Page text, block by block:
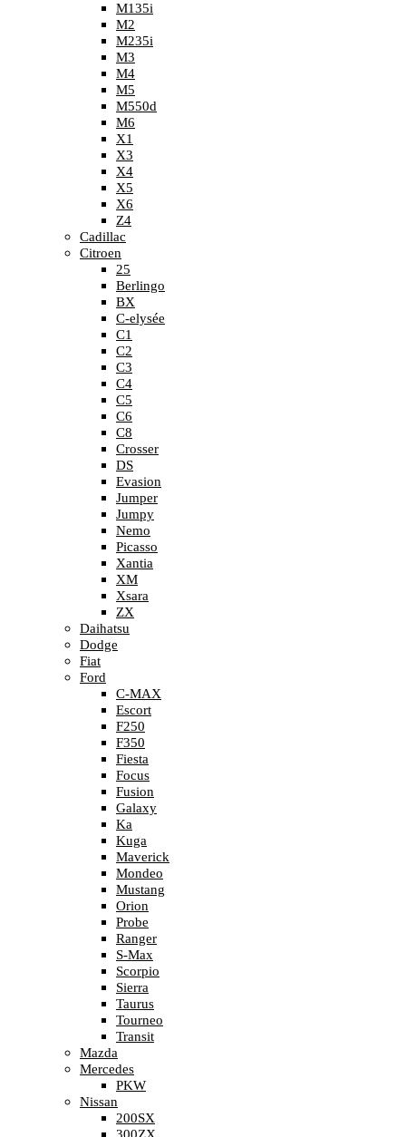
M135i
M2
M235i
M3
M4
M5
M550d
M6
X1
X3
X4
X5
X6
Z4
Cadillac
Citroen
25
Berlingo
BX
C-elysée
C1
C2
C3
C4
C5
C6
C8
Crosser
DS
Evasion
Jumper
Jumpy
Nemo
Picasso
Xantia
XM
Xsara
ZX
Daihatsu
Dodge
Fiat
Ford
C-MAX
Escort
F250
F350
Fiesta
Focus
Fusion
Galaxy
Ka
Kuga
Maverick
Mondeo
Mustang
Orion
Probe
Ranger
S-Max
Scorpio
Sierra
Taurus
Tourneo
Transit
Mazda
Mercedes
PKW
Nissan
200SX